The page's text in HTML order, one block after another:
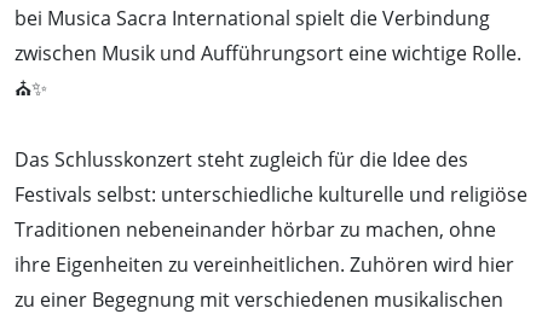
bei Musica Sacra International spielt die Verbindung
zwischen Musik und Aufführungsort eine wichtige Rolle.
⛪✨
Das Schlusskonzert steht zugleich für die Idee des
Festivals selbst: unterschiedliche kulturelle und religiöse
Traditionen nebeneinander hörbar zu machen, ohne
ihre Eigenheiten zu vereinheitlichen. Zuhören wird hier
zu einer Begegnung mit verschiedenen musikalischen